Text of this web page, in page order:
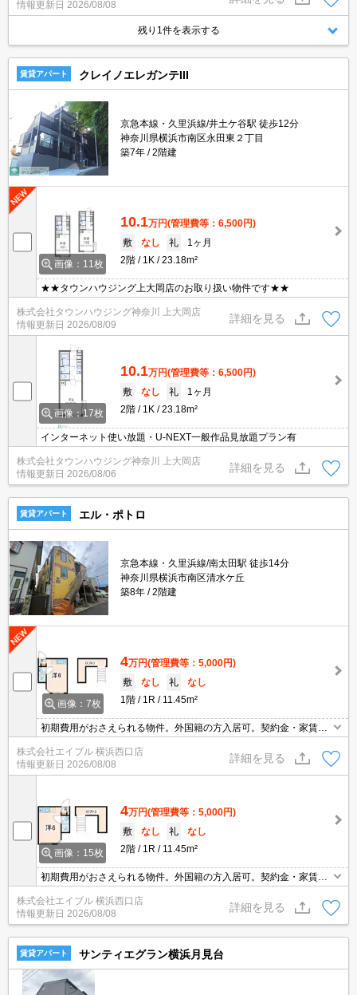
情報更新日 2026/08/08
残り1件を表示する
賃貸アパート クレイノエレガンテIII
京急本線・久里浜線/井土ケ谷駅 徒歩12分
神奈川県横浜市南区永田東２丁目
築7年
2階建
画像：11枚
10.1万円(管理費等：6,500円)
敷
なし 礼
1ヶ月
2階
1K 23.18m²
★★タウンハウジング上大岡店のお取り扱い物件です★★
株式会社タウンハウジング神奈川 上大岡店
情報更新日 2026/08/09
詳細を見る
画像：17枚
10.1万円(管理費等：6,500円)
敷
なし 礼
1ヶ月
2階
1K 23.18m²
インターネット使い放題・U-NEXT一般作品見放題プラン有
株式会社タウンハウジング神奈川 上大岡店
情報更新日 2026/08/06
詳細を見る
賃貸アパート エル・ポトロ
京急本線・久里浜線/南太田駅 徒歩14分
神奈川県横浜市南区清水ケ丘
築8年
2階建
画像：7枚
4万円(管理費等：5,000円)
敷
なし 礼
なし
1階
1R 11.45m²
初期費用がおさえられる物件。外国籍の方入居可。契約金・家賃ク
ネット無料使い放題。予算控えめの方、注目です!。引越指定業者あ
り。
株式会社エイブル 横浜西口店
情報更新日 2026/08/08
詳細を見る
画像：15枚
4万円(管理費等：5,000円)
敷
なし 礼
なし
2階
1R 11.45m²
初期費用がおさえられる物件。外国籍の方入居可。契約金・家賃ク
ネット無料使い放題。予算控えめの方、注目です!。引越指定業者あ
り。
株式会社エイブル 横浜西口店
情報更新日 2026/08/08
詳細を見る
賃貸アパート サンティエグラン横浜月見台